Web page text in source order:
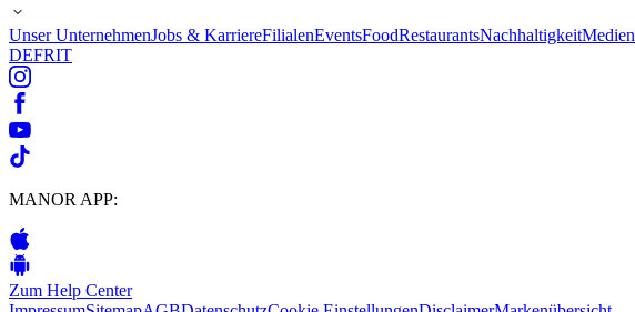
Unser UnternehmenJobs & KarriereFilialenEventsFoodRestaurantsNachhaltigkeitMedien
DEFRIT
MANOR APP:
Zum Help Center